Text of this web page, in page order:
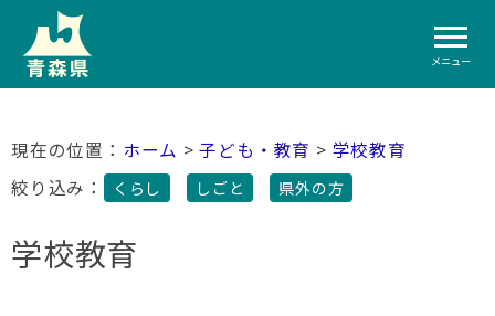
メニュー
ホーム >子ども・教育 > 学校教育
絞り込み：
くらし しごと 県外の方
学校教育